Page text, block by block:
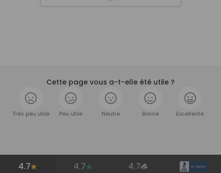
Cette page vous a-t-elle été utile ?
Très peu utile Peu utile Neutre Bonne Excellente
4.7 4.7 4.7